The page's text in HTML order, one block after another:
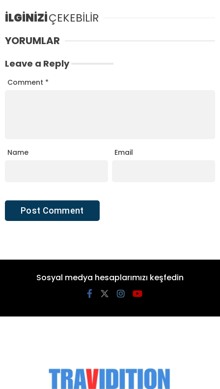
İLGİNİZİÇEKEBİLİR
YORUMLAR
Leave a Reply
Comment *
Name Email
Sosyal medya hesaplarımızı keşfedin